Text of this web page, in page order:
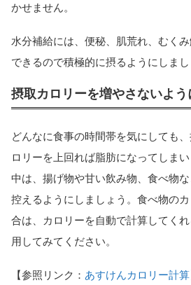
かせません。
水分補給には、便秘、肌荒れ、むく
できるので積極的に摂るようにしまし
摂取カロリーを増やさないよう
どんなに食事の時間帯を気にしても
ロリーを上回れば脂肪になってしま
中は、揚げ物や甘い飲み物、食べ物
控えるようにしましょう。食べ物の
合は、カロリーを自動で計算してく
用してみてください。
【参照リンク： あすけんカロリー計算